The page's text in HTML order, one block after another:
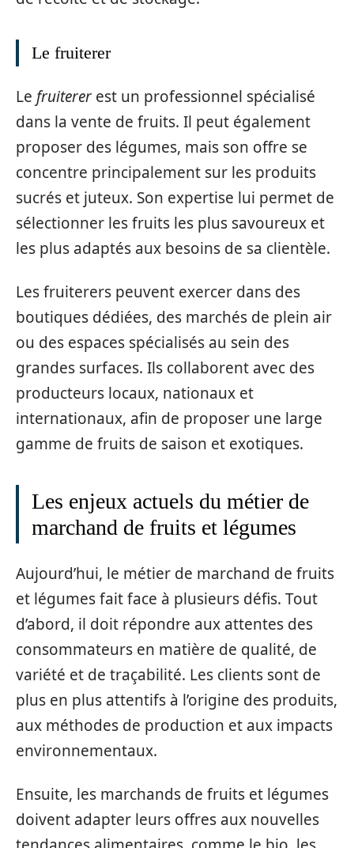
Le fruiterer
Le fruiterer est un professionnel spécialisé
dans la vente de fruits. Il peut également
proposer des légumes, mais son offre se
concentre principalement sur les produits
sucrés et juteux. Son expertise lui permet de
sélectionner les fruits les plus savoureux et
les plus adaptés aux besoins de sa clientèle.
Les fruiterers peuvent exercer dans des
boutiques dédiées, des marchés de plein air
ou des espaces spécialisés au sein des
grandes surfaces. Ils collaborent avec des
producteurs locaux, nationaux et
internationaux, afin de proposer une large
gamme de fruits de saison et exotiques.
Les enjeux actuels du métier de
marchand de fruits et légumes
Aujourd’hui, le métier de marchand de fruits
et légumes fait face à plusieurs défis. Tout
d’abord, il doit répondre aux attentes des
consommateurs en matière de qualité, de
variété et de traçabilité. Les clients sont de
plus en plus attentifs à l’origine des produits,
aux méthodes de production et aux impacts
environnementaux.
Ensuite, les marchands de fruits et légumes
doivent adapter leurs offres aux nouvelles